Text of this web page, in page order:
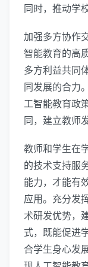
同时，推动学
加强多方协作
智能教育的高
多方利益共同
同发展的合力
工智能教育政
同，建立教师
教师和学生在
的技术支持服
能力，才能有
应用。充分发
术研发优势，
式，既能促进
合学生身心发